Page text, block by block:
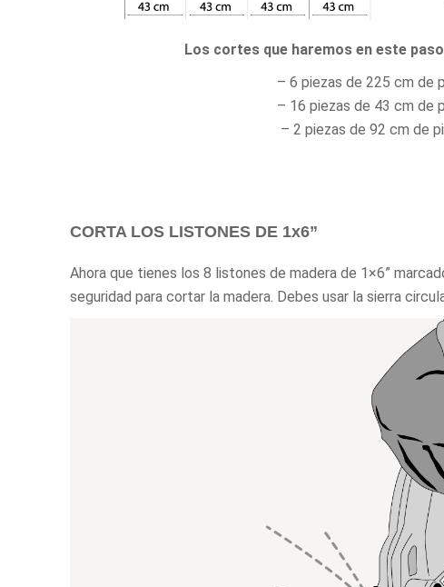
Los cortes que haremos en este
– 6 piezas de 225 cm de
– 16 piezas de 43 cm de
– 2 piezas de 92 cm de
CORTA LOS LISTONES DE 1x6”
Ahora que tienes los 8 listones de madera de 1×6”
seguridad para cortar la madera. Debes usar la sierra